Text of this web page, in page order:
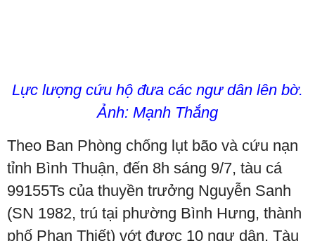
Lực lượng cứu hộ đưa các ngư dân lên bờ.
Ảnh: Mạnh Thắng
Theo Ban Phòng chống lụt bão và cứu nạn
tỉnh Bình Thuận, đến 8h sáng 9/7, tàu cá
99155Ts của thuyền trưởng Nguyễn Sanh
(SN 1982, trú tại phường Bình Hưng, thành
phố Phan Thiết) vớt được 10 ngư dân. Tàu